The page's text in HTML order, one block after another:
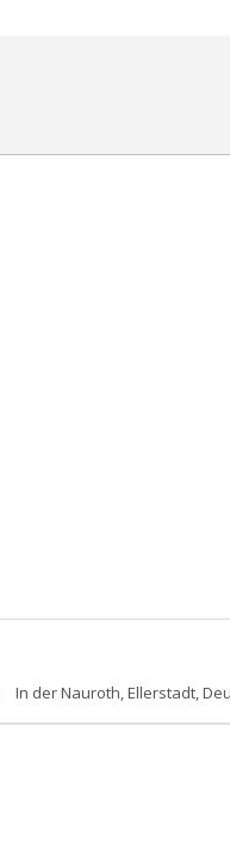
In der Nauroth, Ellerstadt,